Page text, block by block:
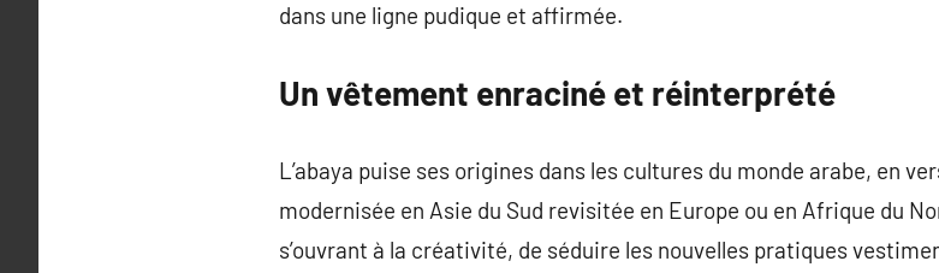
dans une ligne pudique et affirmée.
Un vêtement enraciné et réinterprété
L’abaya puise ses origines dans les cultures du monde arabe, en
modernisée en Asie du Sud revisitée en Europe ou en Afrique du
s’ouvrant à la créativité, de séduire les nouvelles pratiques